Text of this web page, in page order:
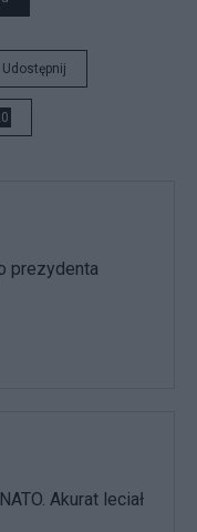
Udostępnij
prezydenta
Akurat leciał